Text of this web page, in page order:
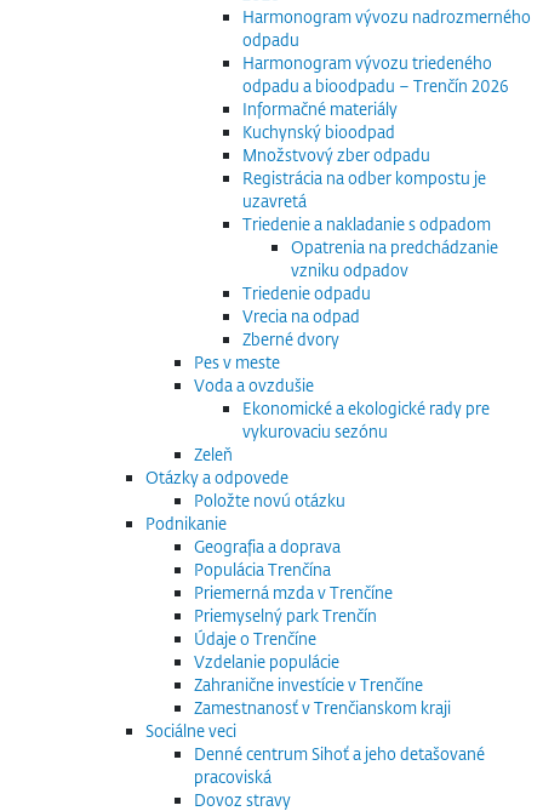
Harmonogram vývozu nadrozmerného
odpadu
Harmonogram vývozu triedeného
odpadu a bioodpadu – Trenčín 2026
Informačné materiály
Kuchynský bioodpad
Množstvový zber odpadu
Registrácia na odber kompostu je
uzavretá
Triedenie a nakladanie s odpadom
Opatrenia na predchádzanie
vzniku odpadov
Triedenie odpadu
Vrecia na odpad
Zberné dvory
Pes v meste
Voda a ovzdušie
Ekonomické a ekologické rady pre
vykurovaciu sezónu
Zeleň
Otázky a odpovede
Položte novú otázku
Podnikanie
Geografia a doprava
Populácia Trenčína
Priemerná mzda v Trenčíne
Priemyselný park Trenčín
Údaje o Trenčíne
Vzdelanie populácie
Zahranične investície v Trenčíne
Zamestnanosť v Trenčianskom kraji
Sociálne veci
Denné centrum Sihoť a jeho detašované
pracoviská
Dovoz stravy